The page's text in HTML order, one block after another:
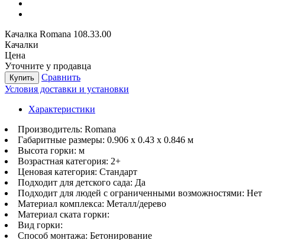
Качалка Romana 108.33.00
Качалки
Цена
Уточните у продавца
Купить
Сравнить
Условия доставки и установки
Характеристики
Производитель: Romana
Габаритные размеры: 0.906 х 0.43 х 0.846 м
Высота горки: м
Возрастная категория: 2+
Ценовая категория: Стандарт
Подходит для детского сада: Да
Подходит для людей с ограниченными возможностями: Нет
Материал комплекса: Металл/дерево
Материал ската горки:
Вид горки:
Способ монтажа: Бетонирование